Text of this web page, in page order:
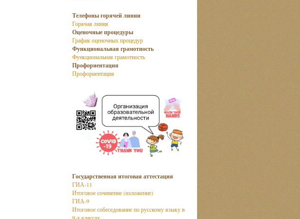
Телефоны горячей линии
Горячая линия
Оценочные процедуры
График оценочных процедур
Функциональная грамотность
Функциональная грамотность
Профориентация
Профориентация
Государственная итоговая аттестация
ГИА-11
Итоговое сочинение (изложение)
ГИА-9
Итоговое собеседование по русскому языку в
9-х классах